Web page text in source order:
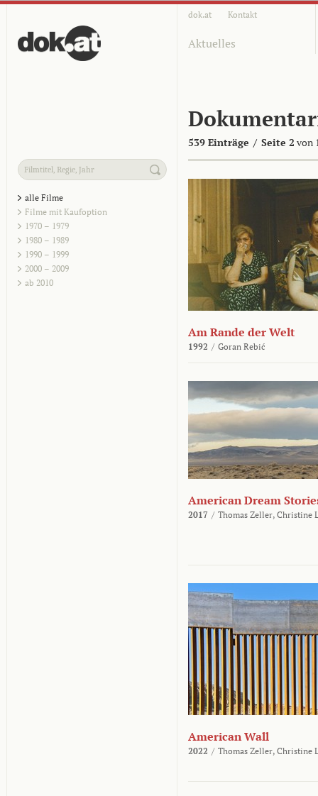
dok.at Kontakt
Aktuelles
539 Einträge / Seite 2 von
alle Filme
Filme mit Kaufoption
1970 – 1979
1980 – 1989
1990 – 1999
2000 – 2009
ab 2010
Am Rande der Welt
1992 / Goran Rebić
American Dream
2017 / Thomas Zeller, Christine
American Wall
2022 / Thomas Zeller, Christine